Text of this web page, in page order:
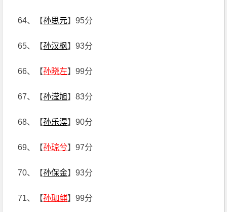
64、【孙思元】95分
65、【孙汉枫】93分
66、【孙晓左】99分
67、【孙滢旭】83分
68、【孙乐淏】90分
69、【孙琼兮】97分
70、【孙保金】93分
71、【孙珈麒】99分